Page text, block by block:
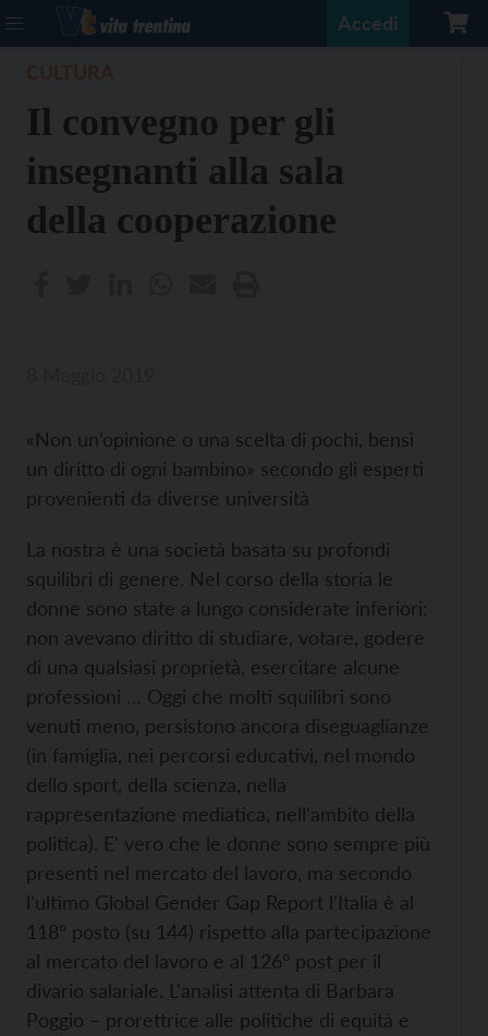
Accedi
Il convegno per gli
insegnanti alla sala
della cooperazione
«Non un’opinione o una scelta di pochi, bensì
un diritto di ogni bambino» secondo gli esperti
provenienti da diverse università
La nostra è una società basata su profondi
squilibri di genere. Nel corso della storia le
donne sono state a lungo considerate inferiori:
non avevano diritto di studiare, votare, godere
di una qualsiasi proprietà, esercitare alcune
professioni … Oggi che molti squilibri sono
venuti meno, persistono ancora diseguaglianze
(in famiglia, nei percorsi educativi, nel mondo
dello sport, della scienza, nella
rappresentazione mediatica, nell'ambito della
politica). E' vero che le donne sono sempre più
presenti nel mercato del lavoro, ma secondo
l'ultimo Global Gender Gap Report l'Italia è al
118° posto (su 144) rispetto alla partecipazione
al mercato del lavoro e al 126° post per il
divario salariale. L'analisi attenta di Barbara
Poggio – prorettrice alle politiche di equità e